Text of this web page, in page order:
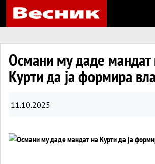
Османи му даде мандат
Курти да ја формира
11.10.2025